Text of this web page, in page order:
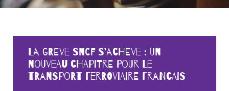
La greve SNCF s’acheve : Un
nouveau chapitre pour le
transport ferroviaire francais